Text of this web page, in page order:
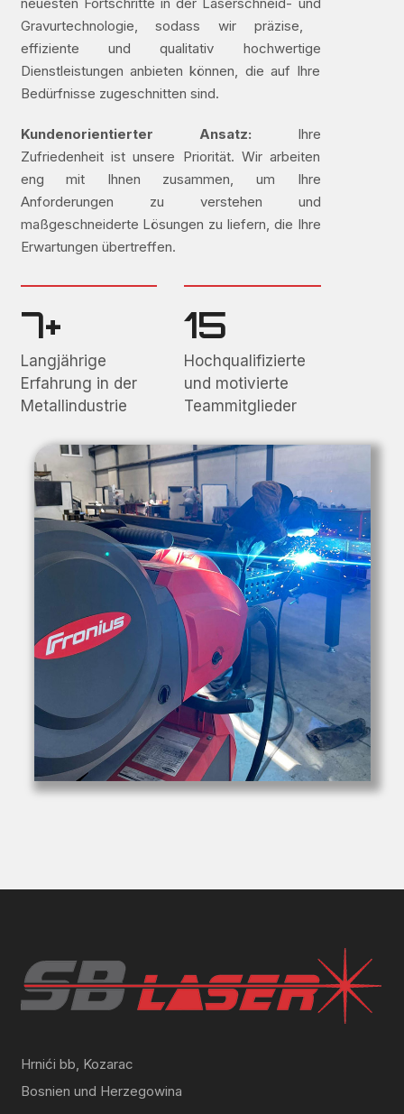
Gravurtechnologie, sodass wir präzise, ​​
effiziente und qualitativ hochwertige
Dienstleistungen anbieten können, die auf Ihre
Bedürfnisse zugeschnitten sind.
Kundenorientierter Ansatz: Ihre
Zufriedenheit ist unsere Priorität. Wir arbeiten
eng mit Ihnen zusammen, um Ihre
Anforderungen zu verstehen und
maßgeschneiderte Lösungen zu liefern, die Ihre
Erwartungen übertreffen.
7+
Langjährige
Erfahrung in der
Metallindustrie
15
Hochqualifizierte
und motivierte
Teammitglieder
Hrnići bb, Kozarac
Bosnien und Herzegowina